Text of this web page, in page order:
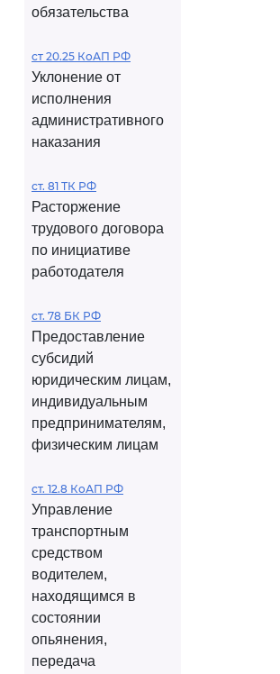
обязательства
ст 20.25 КоАП РФ
Уклонение от
исполнения
административного
наказания
ст. 81 ТК РФ
Расторжение
трудового договора
по инициативе
работодателя
ст. 78 БК РФ
Предоставление
субсидий
юридическим лицам,
индивидуальным
предпринимателям,
физическим лицам
ст. 12.8 КоАП РФ
Управление
транспортным
средством
водителем,
находящимся в
состоянии
опьянения,
передача